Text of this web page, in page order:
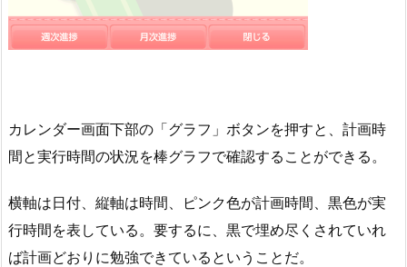
カレンダー画面下部の「グラフ」ボタンを押すと、計画時
間と実行時間の状況を棒グラフで確認することができる。
横軸は日付、縦軸は時間、ピンク色が計画時間、黒色が実
行時間を表している。要するに、黒で埋め尽くされていれ
ば計画どおりに勉強できているということだ。